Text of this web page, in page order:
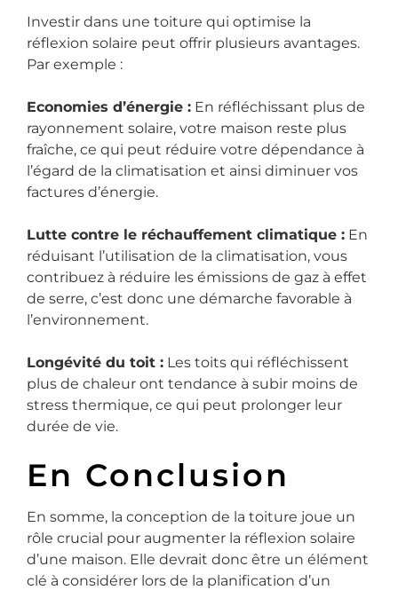
Investir dans une toiture qui optimise la
réflexion solaire peut offrir plusieurs avantages.
Par exemple :
Economies d’énergie : En réfléchissant plus de
rayonnement solaire, votre maison reste plus
fraîche, ce qui peut réduire votre dépendance à
l’égard de la climatisation et ainsi diminuer vos
factures d’énergie.
Lutte contre le réchauffement climatique : En
réduisant l’utilisation de la climatisation, vous
contribuez à réduire les émissions de gaz à effet
de serre, c’est donc une démarche favorable à
l’environnement.
Longévité du toit : Les toits qui réfléchissent
plus de chaleur ont tendance à subir moins de
stress thermique, ce qui peut prolonger leur
durée de vie.
En Conclusion
En somme, la conception de la toiture joue un
rôle crucial pour augmenter la réflexion solaire
d’une maison. Elle devrait donc être un élément
clé à considérer lors de la planification d’un